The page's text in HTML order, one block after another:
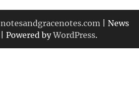
notesandgracenotes.com | News
| Powered byWordPress.